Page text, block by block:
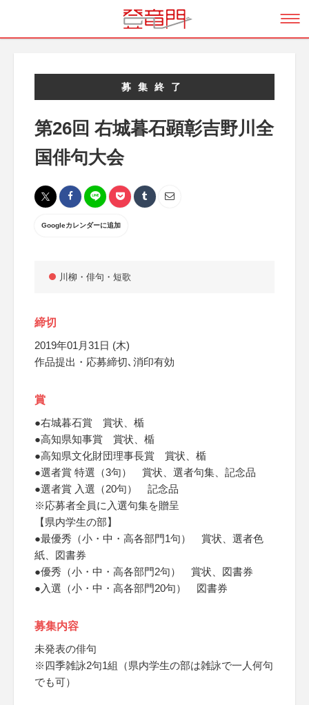
募集終了
第26回 右城暮石顕彰吉野川全
国俳句大会
Googleカレンダーに追加
川柳・俳句・短歌
締切
2019年01月31日 (木)
作品提出・応募締切､消印有効
賞
●右城暮石賞 賞状、楯
●高知県知事賞 賞状、楯
●高知県文化財団理事長賞 賞状、楯
●選者賞 特選（3句） 賞状、選者句集、記念品
●選者賞 入選（20句） 記念品
※応募者全員に入選句集を贈呈
【県内学生の部】
●最優秀（小・中・高各部門1句） 賞状、選者色
紙、図書券
●優秀（小・中・高各部門2句） 賞状、図書券
●入選（小・中・高各部門20句） 図書券
募集内容
未発表の俳句
※四季雑詠2句1組（県内学生の部は雑詠で一人何句
でも可）